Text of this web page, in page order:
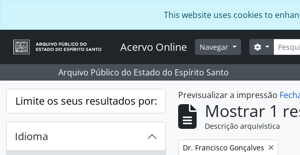
This website uses cookies to
Acervo Online Navegar Opções de
Arquivo Público do Estado do Espírito Santo
Limite os seus resultados por:
Idioma
Previsualizar a impressão
Mostrar 1
Descrição arquivística
Remover filtro:
Dr. Francisco Gonçalves